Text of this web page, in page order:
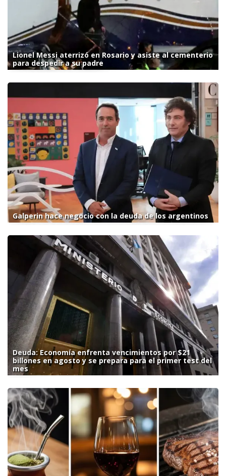
Lionel Messi aterrizó en Rosario y asiste al cementerio
para despedir a su padre
Galperin hace negocio con la deuda de los argentinos
Deuda: Economía enfrenta vencimientos por $21
billones en agosto y se prepara para el primer test del
mes